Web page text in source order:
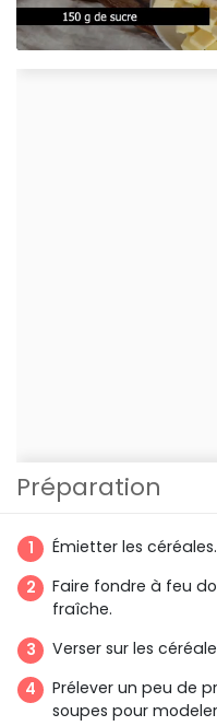
Préparation
Émietter les céréales.
Faire fondre à feu
fraîche.
Verser sur les
Prélever un peu de
soupes pour